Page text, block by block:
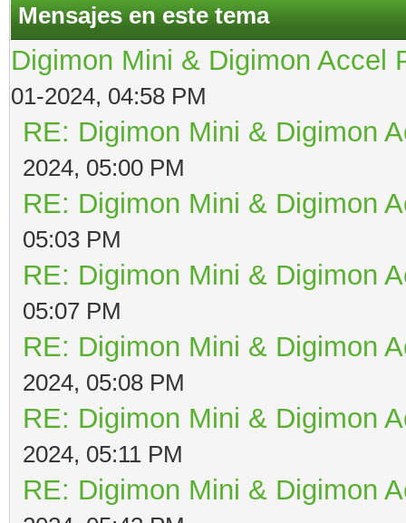
Mensajes en este tema
Digimon Mini & Digimon Accel
01-2024, 04:58 PM
RE: Digimon Mini & Digimon
2024, 05:00 PM
RE: Digimon Mini & Digimon
05:03 PM
RE: Digimon Mini & Digimon
05:07 PM
RE: Digimon Mini & Digimon
2024, 05:08 PM
RE: Digimon Mini & Digimon
2024, 05:11 PM
RE: Digimon Mini & Digimon